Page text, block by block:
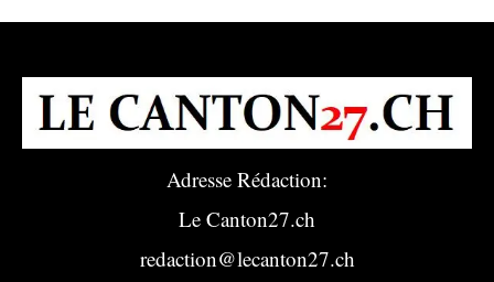
Adresse Rédaction:
Le Canton27.ch
redaction@lecanton27.ch